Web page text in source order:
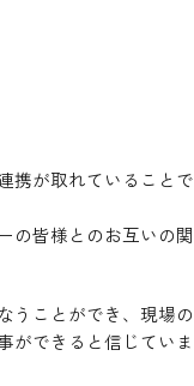
携が取れていることで
の皆様とのお互いの関
うことができ、現場の
ができると信じていま